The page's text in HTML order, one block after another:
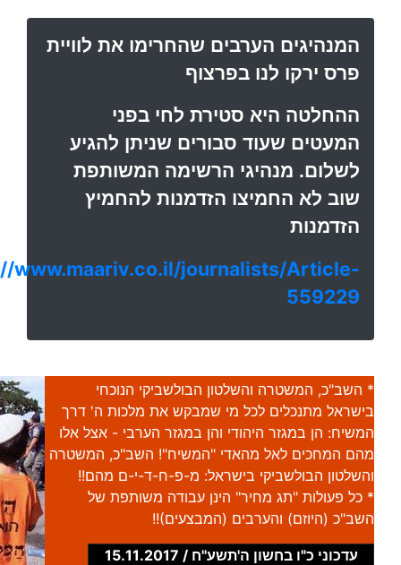
המנהיגים הערבים שהחרימו את לוויית
פרס ירקו לנו בפרצוף
ההחלטה היא סטירת לחי בפני
המעטים שעוד סבורים שניתן להגיע
לשלום. מנהיגי הרשימה המשותפת
שוב לא החמיצו הזדמנות להחמיץ
הזדמנות
www.maariv.co.il/journalists/Article-
559229
* השב"כ, המשטרה והשלטון הבולשביקי הנוכחי
בישראל מתנכלים לכל מי שמבקש את מלכות ה' דרך
המשיח: הן במגזר היהודי והן במגזר הערבי - אצל אלו
מהם המחכים לאל מהאדי "המשיח"! השב"כ, המשטרה
והשלטון הבולשביקי בישראל: מ-פ-ח-ד-י-ם מהם!!
* כל פעולות "תג מחיר" הינן עבודה משותפת של
השב"כ (היוזם) והערבים (המבצעים)!!
עדכוני כ"ו בחשון ה'תשע"ח / 15.11.2017